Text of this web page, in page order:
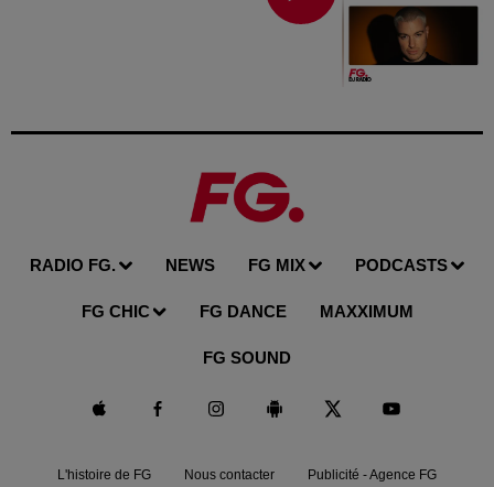
RADIO FG. NEWS FG MIX PODCASTS
FG CHIC FG DANCE MAXXIMUM
FG SOUND
L'histoire de FG Nous contacter Publicité - Agence FG